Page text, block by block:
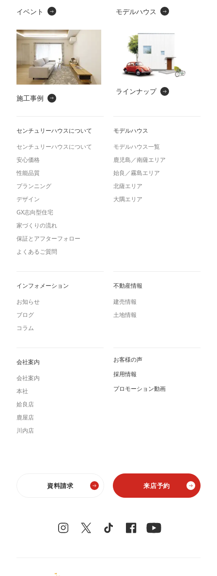
イベント モデルハウス
施工事例
ラインナップ
センチュリーハウスについて
センチュリーハウスについて
安心価格
性能品質
プランニング
デザイン
GX志向型住宅
家づくりの流れ
保証とアフターフォロー
よくあるご質問
モデルハウス
モデルハウス一覧
鹿児島／南薩エリア
始良／霧島エリア
北薩エリア
大隅エリア
インフォメーション
お知らせ
ブログ
コラム
不動産情報
建売情報
土地情報
会社案内
会社案内
本社
姶良店
鹿屋店
川内店
お客様の声
採用情報
プロモーション動画
資料請求 来店予約